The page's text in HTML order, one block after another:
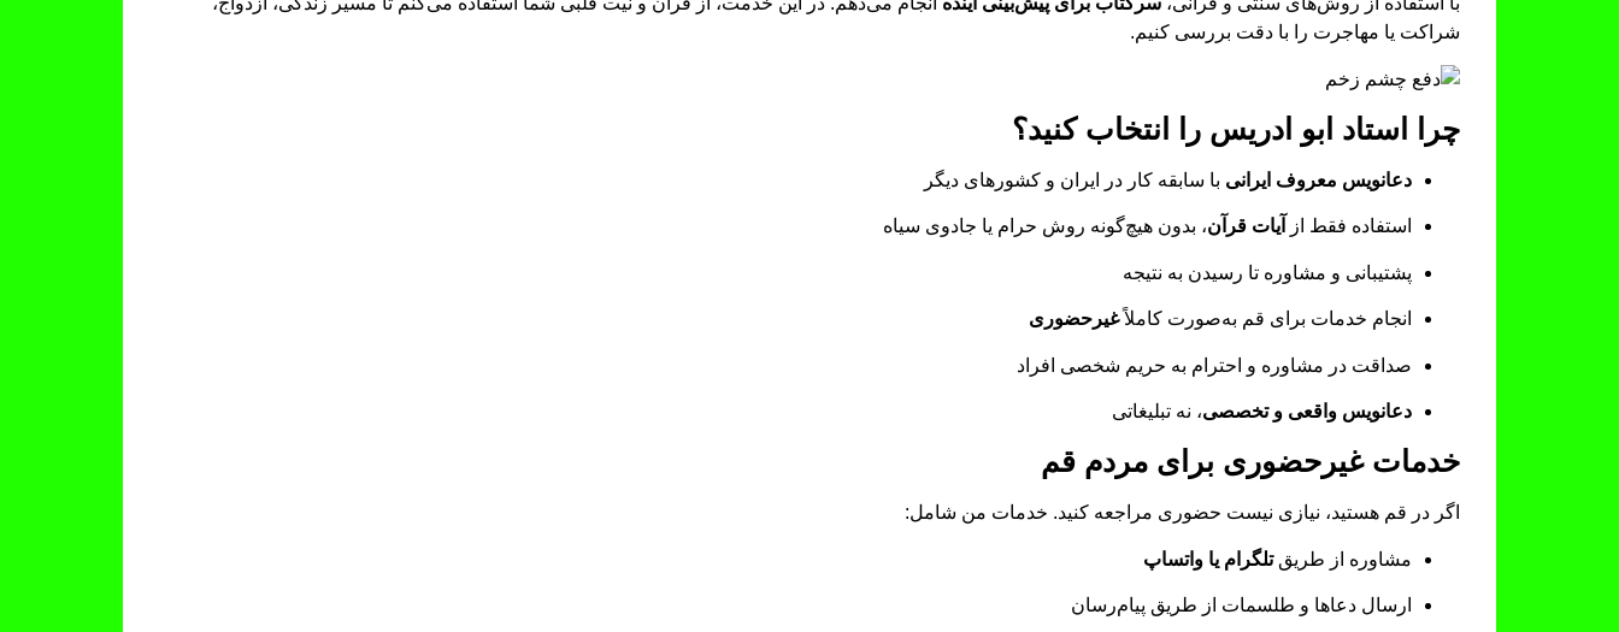
شراکت یا مهاجرت را با دقت بررسی کنیم.
چرا استاد ابو ادریس را انتخاب کنید؟
دعانویس معروف ایرانی با سابقه کار در ایران و کشورهای دیگر
استفاده فقط از آیات قرآن، بدون هیچ‌گونه روش حرام یا جادوی سیاه
پشتیبانی و مشاوره تا رسیدن به نتیجه
انجام خدمات برای قم به‌صورت کاملاًغیرحضوری
صداقت در مشاوره و احترام به حریم شخصی افراد
دعانویس واقعی و تخصصی، نه تبلیغاتی
خدمات غیرحضوری برای مردم قم
اگر در قم هستید، نیازی نیست حضوری مراجعه کنید. خدمات من شامل:
مشاوره از طریقتلگرام یا واتساپ
ارسال دعاها و طلسمات از طریق پیام‌رسان